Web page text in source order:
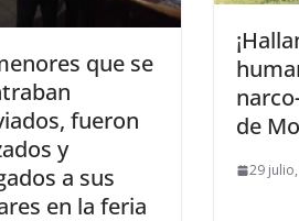
que se
fueron
y
a sus
en la feria
de
29